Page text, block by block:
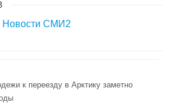
Новости СМИ2
к переезду в Арктику заметно